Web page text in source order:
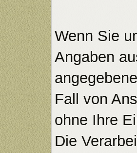
Wenn Sie
Angaben
Fall von
ohne Ihre
Die